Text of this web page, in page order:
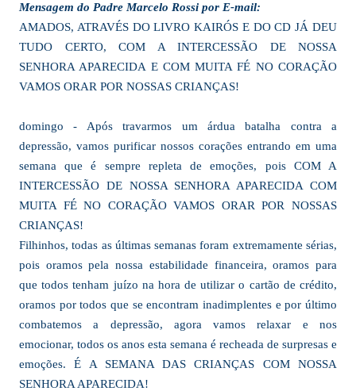
Mensagem do Padre Marcelo Rossi por E-mail:
AMADOS, ATRAVÉS DO LIVRO KAIRÓS E DO CD JÁ DEU
TUDO CERTO, COM A INTERCESSÃO DE NOSSA
SENHORA APARECIDA E COM MUITA FÉ NO CORAÇÃO
VAMOS ORAR POR NOSSAS CRIANÇAS!
domingo - Após travarmos um árdua batalha contra a
depressão, vamos purificar nossos corações entrando em uma
semana que é sempre repleta de emoções, pois COM A
INTERCESSÃO DE NOSSA SENHORA APARECIDA COM
MUITA FÉ NO CORAÇÃO VAMOS ORAR POR NOSSAS
CRIANÇAS!
Filhinhos, todas as últimas semanas foram extremamente sérias,
pois oramos pela nossa estabilidade financeira, oramos para
que todos tenham juízo na hora de utilizar o cartão de crédito,
oramos por todos que se encontram inadimplentes e por último
combatemos a depressão, agora vamos relaxar e nos
emocionar, todos os anos esta semana é recheada de surpresas e
emoções. É A SEMANA DAS CRIANÇAS COM NOSSA
SENHORA APARECIDA!